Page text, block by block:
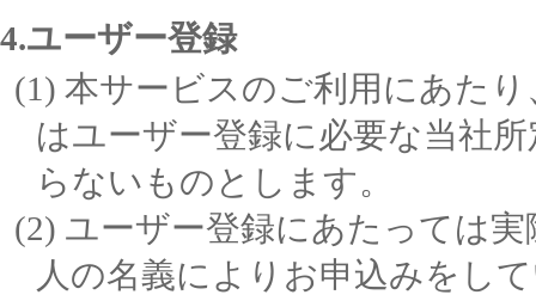
4.ユーザー登録
本サービスのご利用にあた
はユーザー登録に必要な当社
らないものとします。
ユーザー登録にあたっては
人の名義によりお申込みをし